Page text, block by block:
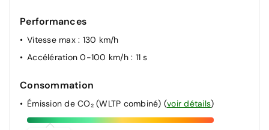
Performances
Vitesse max : 130 km/h
Accélération 0-100 km/h : 11 s
Consommation
Émission de CO₂ (WLTP combiné) (voir détails)